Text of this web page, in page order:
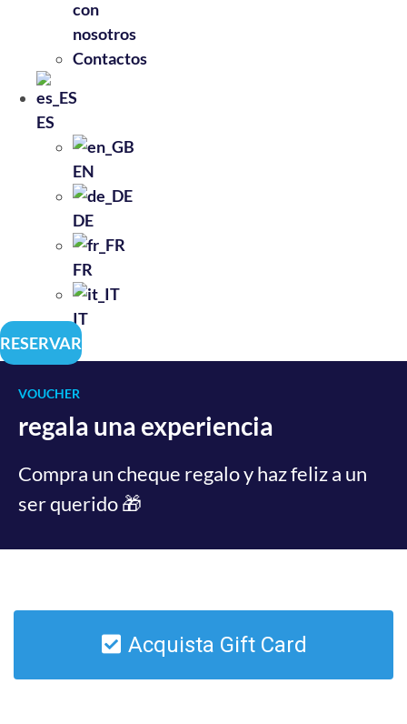
con
nosotros
Contactos
ES
EN
DE
FR
IT
RESERVAR
VOUCHER
regala una experiencia
Compra un cheque regalo y haz feliz a un
ser querido 🎁